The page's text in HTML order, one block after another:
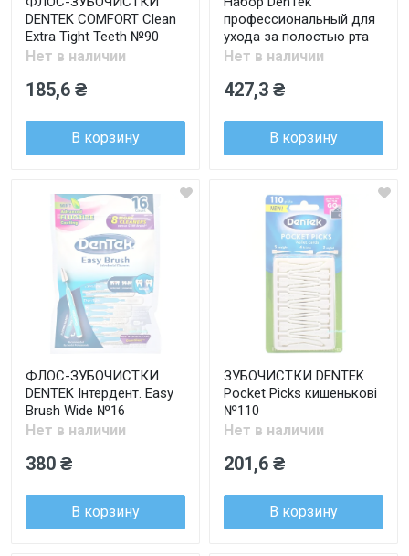
DENTEK COMFORT Clean
Extra Tight Teeth №90
Нет в наличии
185,6 ₴
В корзину
профессиональный для
ухода за полостью рта
Нет в наличии
427,3 ₴
В корзину
ФЛОС-ЗУБОЧИСТКИ
DENTEK Інтердент. Easy
Brush Wide №16
Нет в наличии
380 ₴
В корзину
ЗУБОЧИСТКИ DENTEK
Pocket Picks кишенькові
№110
Нет в наличии
201,6 ₴
В корзину